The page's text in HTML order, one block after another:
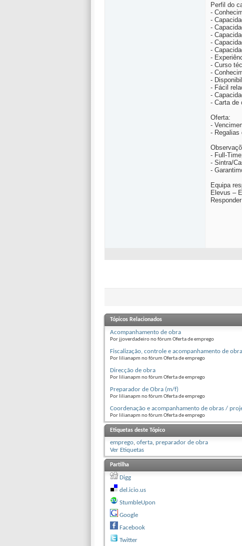
Perfil do
-
-
-
-
-
-
-
- Curso
-
-
- Fácil
-
- Carta de
Oferta:
-
- Regalias
- Full-
- Sintra/
-
Equipa
Elevus –
Tópicos Relacionados
Acompanhamento de obra
Por jjoverdadeiro no fórum Oferta de emprego
Fiscalização, controle e acompanhamento de
Por lilianapm no fórum Oferta de emprego
Direcção de obra
Por lilianapm no fórum Oferta de emprego
Preparador de Obra (m/f)
Por lilianapm no fórum Oferta de emprego
Coordenação e acompanhamento de obras /
Por lilianapm no fórum Oferta de emprego
Etiquetas deste Tópico
emprego, oferta, preparador de obra
Ver Etiquetas
Partilha
Digg
del.icio.us
StumbleUpon
Google
Facebook
Twitter